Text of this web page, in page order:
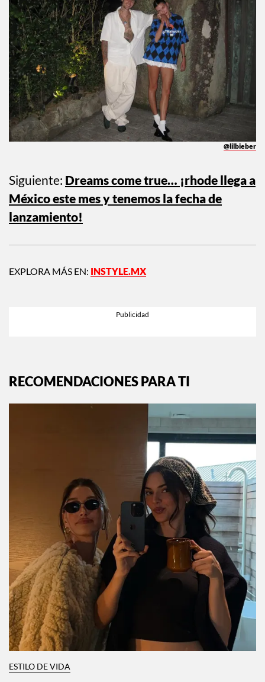
@lilbieber
Siguiente: Dreams come true… ¡rhode llega a
México este mes y tenemos la fecha de
lanzamiento!
EXPLORA MÁS EN: INSTYLE.MX
RECOMENDACIONES PARA TI
ESTILO DE VIDA